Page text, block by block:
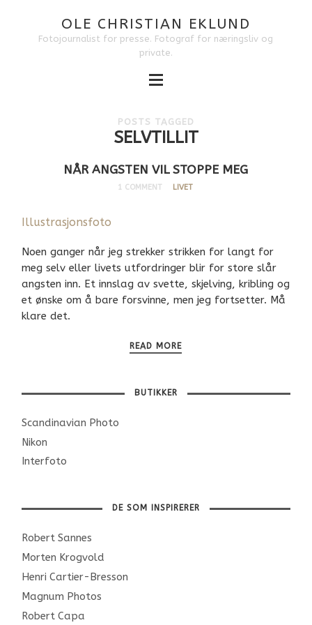
OLE CHRISTIAN EKLUND
Fotojournalist for presse. Fotograf for næringsliv og
private.
POSTS TAGGED
SELVTILLIT
NÅR ANGSTEN VIL STOPPE MEG
1 COMMENT LIVET
Illustrasjonsfoto
Noen ganger når jeg strekker strikken for langt for
meg selv eller livets utfordringer blir for store slår
angsten inn. Et innslag av svette, skjelving, kribling og
et ønske om å bare forsvinne, men jeg fortsetter. Må
klare det.
READ MORE
BUTIKKER
Scandinavian Photo
Nikon
Interfoto
DE SOM INSPIRERER
Robert Sannes
Morten Krogvold
Henri Cartier-Bresson
Magnum Photos
Robert Capa